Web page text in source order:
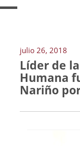
julio 26, 2018
Líder de
Humana
Nariño